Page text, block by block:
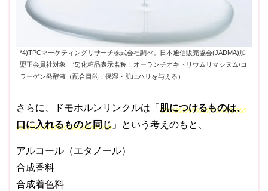
*4)TPCマーケティングリサーチ株式会社調べ。日本通信販売協会(JADMA)加
盟正会員社対象 *5)化粧品表示名称：オーランチオキトリウムリマシヌム/コ
ラーゲン発酵液（配合目的：保湿・肌にハリを与える）
さらに、ドモホルンリンクルは「 肌につけるものは、
口に入れるものと同じ 」という考えのもと、
アルコール（エタノール）
合成香料
合成着色料